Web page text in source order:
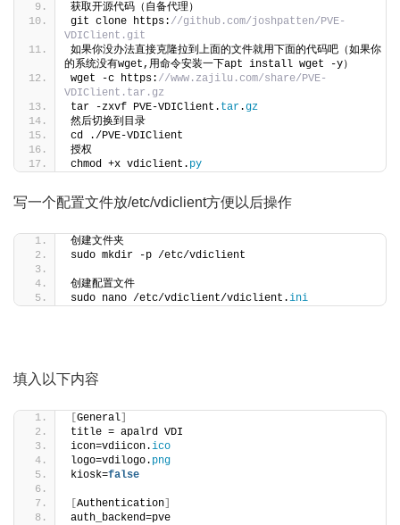
获取开源代码（自备代理）
git clone https: //github.com/joshpatten/PVE-
VDIClient.git
如果你没办法直接克隆拉到上面的文件就用下面的代码吧（如果你
的系统没有wget,用命令安装一下apt install wget -y）
wget -c https: //www.zajilu.com/share/PVE-
VDIClient.tar.gz
tar -zxvf PVE-VDIClient. tar.gz
然后切换到目录
cd ./PVE-VDIClient
授权
chmod +x vdiclient. py
写一个配置文件放/etc/vdiclient方便以后操作
创建文件夹
sudo mkdir -p /etc/vdiclient
创建配置文件
sudo nano /etc/vdiclient/vdiclient.ini
填入以下内容
General
title = apalrd VDI
icon=vdiicon.ico
logo=vdilogo. png
kiosk=false
Authentication
auth_backend=pve